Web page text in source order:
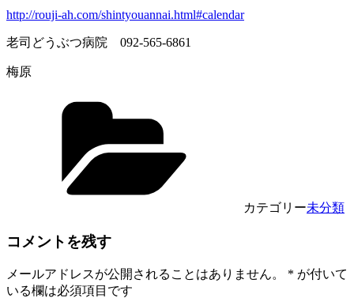
http://rouji-ah.com/shintyouannai.html#calendar
老司どうぶつ病院 092-565-6861
梅原
カテゴリー未分類
コメントを残す
メールアドレスが公開されることはありません。 * が付いて
いる欄は必須項目です